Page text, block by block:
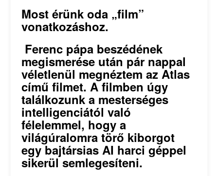
Most érünk oda „film”
vonatkozáshoz.
Ferenc pápa beszédének
megismerése után pár nappal
véletlenül megnéztem az Atlas
című filmet. A filmben úgy
találkozunk a mesterséges
intelligenciától való
félelemmel, hogy a
világúralomra törő kiborgot
egy bajtársias AI harci géppel
sikerül semlegesíteni.